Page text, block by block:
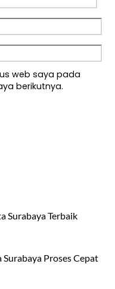
web saya pada
berikutnya.
Surabaya Terbaik
Proses Cepat